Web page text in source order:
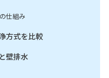
仕組み
方式を比較
壁排水